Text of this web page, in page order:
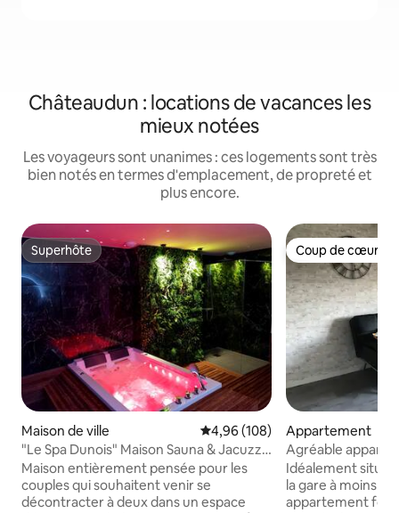
Châteaudun : locations de vacances les
mieux notées
Les voyageurs sont unanimes : ces logements sont très
bien notés en termes d'emplacement, de propreté et
plus encore.
Superhôte
Superhôte
Maison de ville Évaluation moyenne sur la
4,96 (108)
"Le Spa Dunois" Maison Sauna & Jacuzzi
privatifs
Maison entièrement pensée pour les
couples qui souhaitent venir se
décontracter à deux dans un espace
Coup de cœur
Coup de cœur
Appartement
Agréable
ville
Idéalement situé,
la gare à moins
appartement